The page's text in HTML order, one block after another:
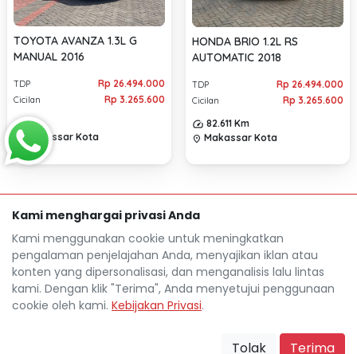
TOYOTA AVANZA 1.3L G
MANUAL 2016
TDP Rp 26.494.000
Cicilan
Rp 3.265.600
Km
location_onMakassar Kota
HONDA BRIO 1.2L RS
AUTOMATIC 2018
TDP Rp 26.494.000
Cicilan
Rp 3.265.600
82.611 Km
location_on Makassar Kota
membantu anda yang selama ini kesulitan dalam
Kami menghargai privasi Anda
Kami menggunakan cookie untuk meningkatkan
pengalaman penjelajahan Anda, menyajikan iklan atau
konten yang dipersonalisasi, dan menganalisis lalu lintas
kami. Dengan klik "Terima", Anda menyetujui penggunaan
cookie oleh kami. Kebijakan Privasi.
Tolak Terima